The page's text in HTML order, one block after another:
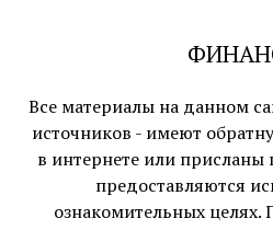
Все материалы на данном
источников - имеют
в интернете или присланы
предоставляются
ознакомительных целях.